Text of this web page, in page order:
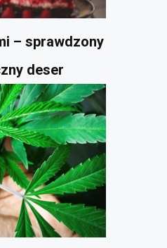
– sprawdzony
deser